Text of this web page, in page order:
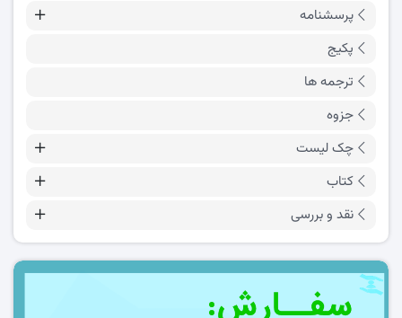
پرسشنامه
پکیج
ترجمه ها
جزوه
چک لیست
کتاب
نقد و بررسی